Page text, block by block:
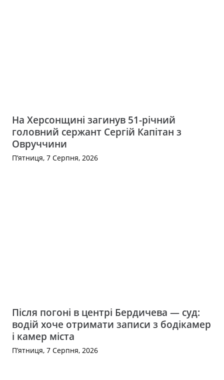
На Херсонщині загинув 51-річний
головний сержант Сергій Капітан з
Овруччини
П’ятниця, 7 Серпня, 2026
Після погоні в центрі Бердичева — суд:
водій хоче отримати записи з бодікамер
і камер міста
П’ятниця, 7 Серпня, 2026